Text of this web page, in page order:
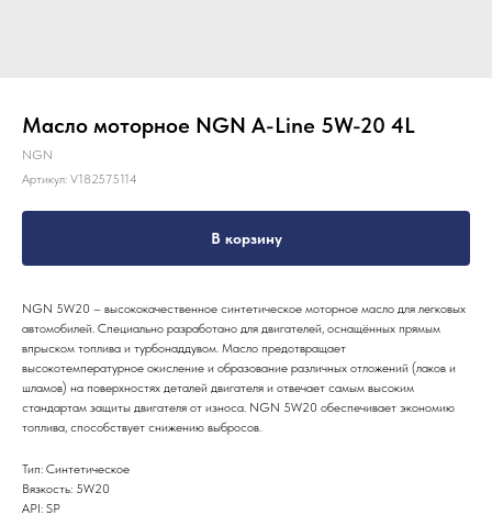
Масло моторное NGN A-Line 5W-20 4L
NGN
Артикул: V182575114
В корзину
NGN 5W20 – высококачественное синтетическое моторное масло для легковых
автомобилей. Специально разработано для двигателей, оснащённых прямым
впрыском топлива и турбонаддувом. Масло предотвращает
высокотемпературное окисление и образование различных отложений (лаков и
шламов) на поверхностях деталей двигателя и отвечает самым высоким
стандартам защиты двигателя от износа. NGN 5W20 обеспечивает экономию
топлива, способствует снижению выбросов.
Тип: Синтетическое
Вязкость: 5W20
API: SP